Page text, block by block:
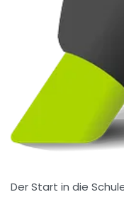
Der Start in die